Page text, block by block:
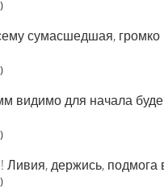
сумасшедшая,
видимо для начала
Ливия, держись,